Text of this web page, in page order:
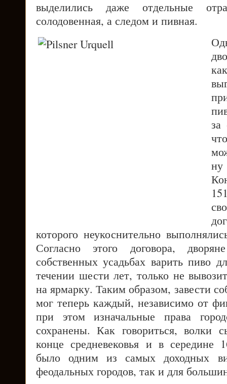
выделились даже отдельные
солодовенная, а следом и пивная.
за
ну
которого неукоснительно
Согласно этого договора,
собственных усадьбах варить пиво
течении шести лет, только не
на ярмарку. Таким образом, завести
мог теперь каждый, независимо от
при этом изначальные права
сохранены. Как говориться,
конце средневековья и в середине
было одним из самых доходных
феодальных городов, так и для